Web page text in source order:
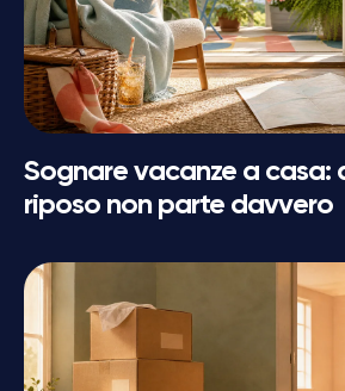
Sognare vacanze a casa:
riposo non parte davvero